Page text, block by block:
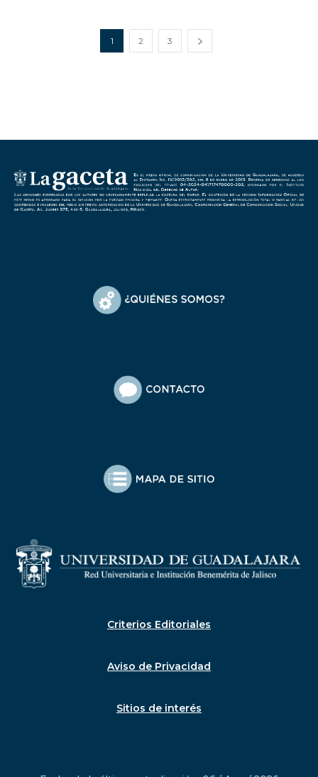
1 2 3
Criterios Editoriales
Aviso de Privacidad
Sitios de interés